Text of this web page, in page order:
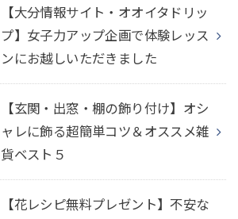
【大分情報サイト・オオイタドリッ
プ】女子力アップ企画で体験レッス
ンにお越しいただきました
【玄関・出窓・棚の飾り付け】オシ
ャレに飾る超簡単コツ＆オススメ雑
貨ベスト５
【花レシピ無料プレゼント】不安な